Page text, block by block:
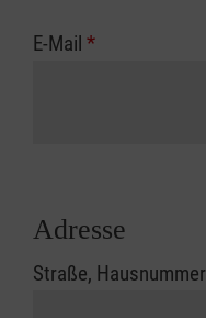
E-Mail *
Adresse
Straße, Hausnummer